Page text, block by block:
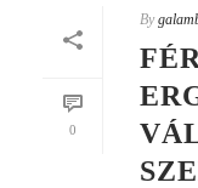
0
By